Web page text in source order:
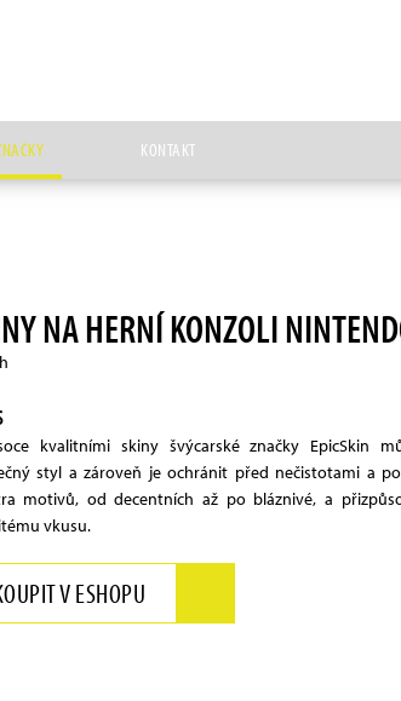
KONTAKT
NA HERNÍ KONZOLI
kvalitními skiny švýcarské značky EpicSkin
styl a zároveň je ochránit před nečistotami a
motivů, od decentních až po bláznivé, a
vkusu.
V ESHOPU